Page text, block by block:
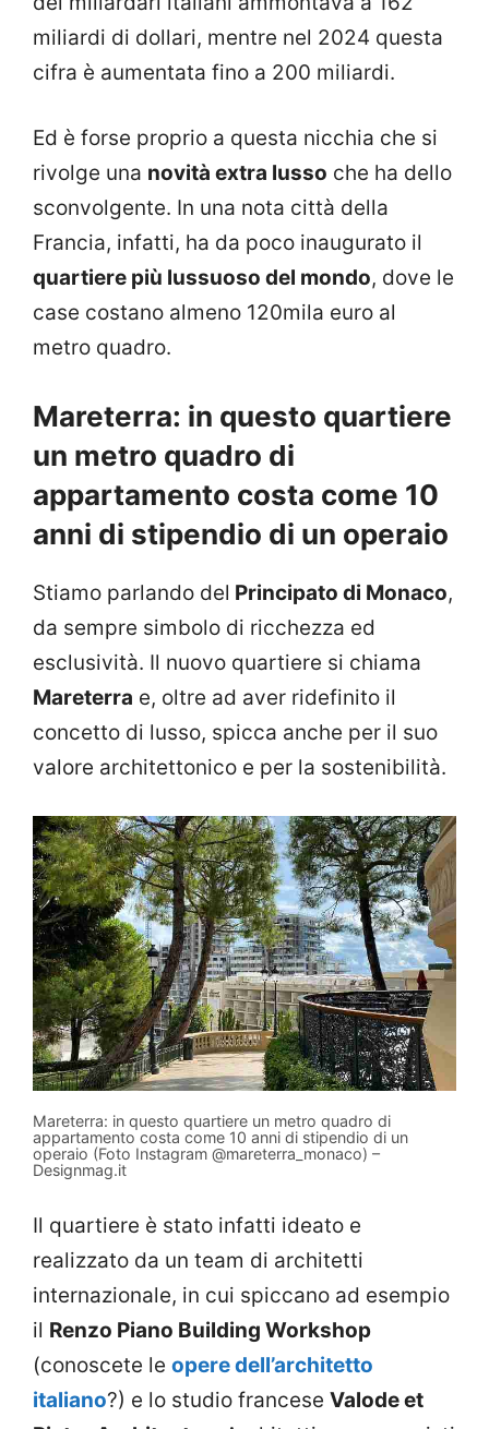
miliardi di dollari, mentre nel 2024 questa
cifra è aumentata fino a 200 miliardi.
Ed è forse proprio a questa nicchia che si
rivolge una novità extra lusso che ha dello
sconvolgente. In una nota città della
Francia, infatti, ha da poco inaugurato il
quartiere più lussuoso del mondo, dove le
case costano almeno 120mila euro al
metro quadro.
Mareterra: in questo quartiere
un metro quadro di
appartamento costa come 10
anni di stipendio di un operaio
Stiamo parlando del Principato di Monaco,
da sempre simbolo di ricchezza ed
esclusività. Il nuovo quartiere si chiama
Mareterra e, oltre ad aver ridefinito il
concetto di lusso, spicca anche per il suo
valore architettonico e per la sostenibilità.
Mareterra: in questo quartiere un metro quadro di
appartamento costa come 10 anni di stipendio di un
operaio (Foto Instagram @mareterra_monaco) –
Designmag.it
Il quartiere è stato infatti ideato e
realizzato da un team di architetti
internazionale, in cui spiccano ad esempio
il Renzo Piano Building Workshop
(conoscete le opere dell’architetto
italiano?) e lo studio francese Valode et